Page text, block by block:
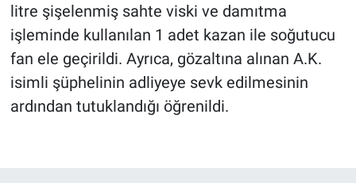
litre şişelenmiş sahte viski ve damıtma
işleminde kullanılan 1 adet kazan ile soğutucu
fan ele geçirildi. Ayrıca, gözaltına alınan A.K.
isimli şüphelinin adliyeye sevk edilmesinin
ardından tutuklandığı öğrenildi.